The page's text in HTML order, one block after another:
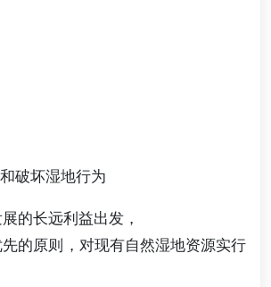
破坏湿地行为
的长远利益出发，
的原则，对现有自然湿地资源实行